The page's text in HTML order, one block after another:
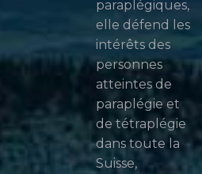
paraplégiques,
elle défend les
intérêts des
personnes
atteintes de
paraplégie et
de tétraplégie
dans toute la
Suisse,